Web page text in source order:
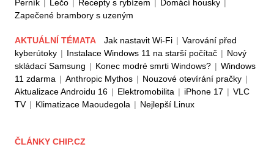
Perník | Lečo | Recepty s rybízem | Domácí housky |
Zapečené brambory s uzeným
AKTUÁLNÍ TÉMATA Jak nastavit Wi-Fi | Varování před
kyberútoky | Instalace Windows 11 na starší počítač | Nový
skládací Samsung | Konec modré smrti Windows? | Windows
11 zdarma | Anthropic Mythos | Nouzové otevírání pračky |
Aktualizace Androidu 16 | Elektromobilita | iPhone 17 | VLC
TV | Klimatizace Maoudegola | Nejlepší Linux
ČLÁNKY CHIP.CZ